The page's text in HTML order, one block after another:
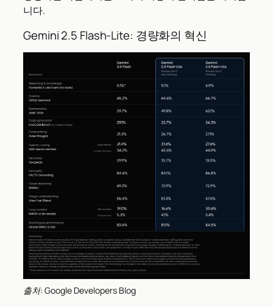
니다.
Gemini 2.5 Flash-Lite: 경량화의 혁신
출처: Google Developers Blog